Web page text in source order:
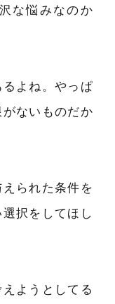
な悩みなのか
るよね。やっぱ
ないものだか
られた条件を
択をしてほし
ようとしてる